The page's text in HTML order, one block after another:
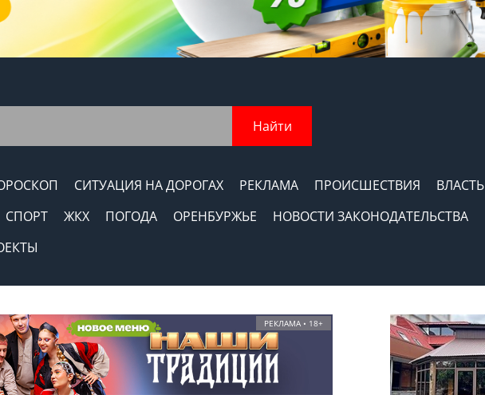
Найти
СИТУАЦИЯ НА ДОРОГАХ РЕКЛАМА ПРОИСШЕСТВИЯ
ВЛАСТЬ
СПОРТ ЖКХ ПОГОДА ОРЕНБУРЖЬЕ
НОВОСТИ ЗАКОНОДАТЕЛЬСТВА
РЕКЛАМА • 18+